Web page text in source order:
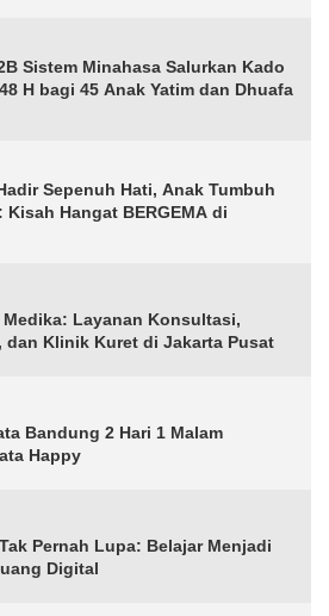
Sistem Minahasa Salurkan Kado
H bagi 45 Anak Yatim dan Dhuafa
Sepenuh Hati, Anak Tumbuh
Kisah Hangat BERGEMA di
Layanan Konsultasi,
dan Klinik Kuret di Jakarta Pusat
Bandung 2 Hari 1 Malam
Happy
Pernah Lupa: Belajar Menjadi
Digital